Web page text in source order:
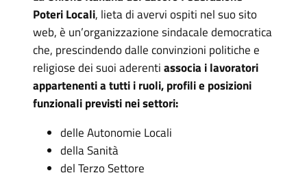
Poteri Locali, lieta di avervi ospiti nel suo sito
web, è un’organizzazione sindacale democratica
che, prescindendo dalle convinzioni politiche e
religiose dei suoi aderentiassocia i lavoratori
appartenenti a tutti i ruoli, profili e posizioni
funzionali previsti nei settori:
delle Autonomie Locali
della Sanità
del Terzo Settore